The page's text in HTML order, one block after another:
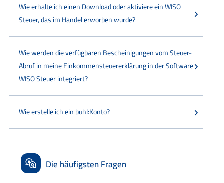
Wie erhalte ich einen Download oder aktiviere ein WISO
Steuer, das im Handel erworben wurde?
Wie werden die verfügbaren Bescheinigungen vom Steuer-
Abruf in meine Einkommensteuererklärung in der Software
WISO Steuer integriert?
Wie erstelle ich ein buhl:Konto?
Die häufigsten Fragen